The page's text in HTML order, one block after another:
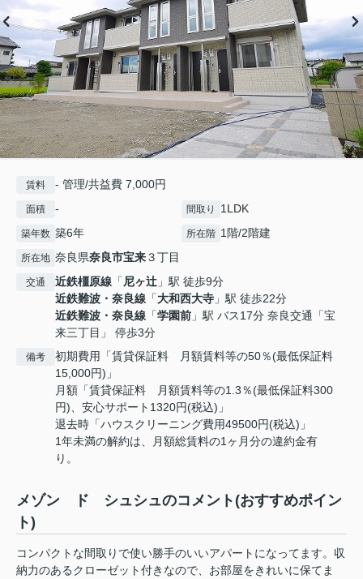
賃料 - 管理/共益費 7,000円
面積 - 間取り 1LDK
築年数 築6年 所在階 1階/2階建
所在地 奈良県奈良市宝来３丁目
交通 近鉄橿原線 「 尼ヶ辻 」駅 徒歩9分
近鉄難波・奈良線 「大和西大寺 」駅 徒歩22分
近鉄難波・奈良線 「学園前 」駅 バス17分 奈良交通「宝
来三丁目」 停歩3分
備考
初期費用「賃貸保証料 月額賃料等の50％(最低保証料
15,000円)」
月額「賃貸保証料 月額賃料等の1.3％(最低保証料300
円)、安心サポート1320円(税込)」
退去時「ハウスクリーニング費用49500円(税込)」
1年未満の解約は、月額総賃料の1ヶ月分の違約金有
り。
メゾン ド シュシュのコメント(おすすめポイン
ト)
コンパクトな間取りで使い勝手のいいアパートになってます。収
納力のあるクローゼット付きなので、お部屋をきれいに保てま